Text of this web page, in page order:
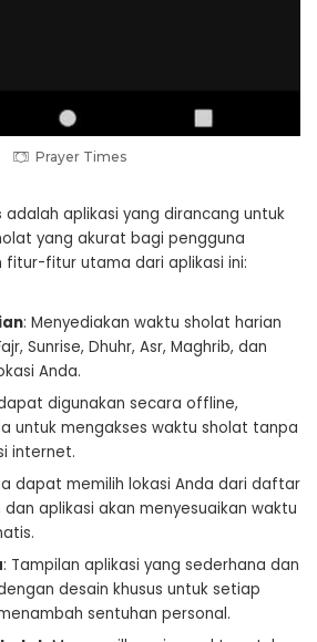
Prayer Times
adalah aplikasi yang dirancang untuk
yang akurat bagi pengguna
fitur-fitur utama dari aplikasi ini:
: Menyediakan waktu sholat harian
Sunrise, Dhuhr, Asr, Maghrib, dan
Anda.
digunakan secara offline,
untuk mengakses waktu sholat tanpa
internet.
dapat memilih lokasi Anda dari daftar
aplikasi akan menyesuaikan waktu
: Tampilan aplikasi yang sederhana dan
desain khusus untuk setiap
sentuhan personal.